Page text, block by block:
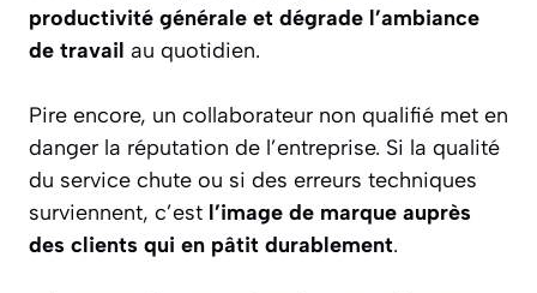
productivité générale et dégrade l’ambiance
de travail au quotidien.
Pire encore, un collaborateur non qualifié met en
danger la réputation de l’entreprise. Si la qualité
du service chute ou si des erreurs techniques
surviennent, c’est l’image de marque auprès
des clients qui en pâtit durablement.